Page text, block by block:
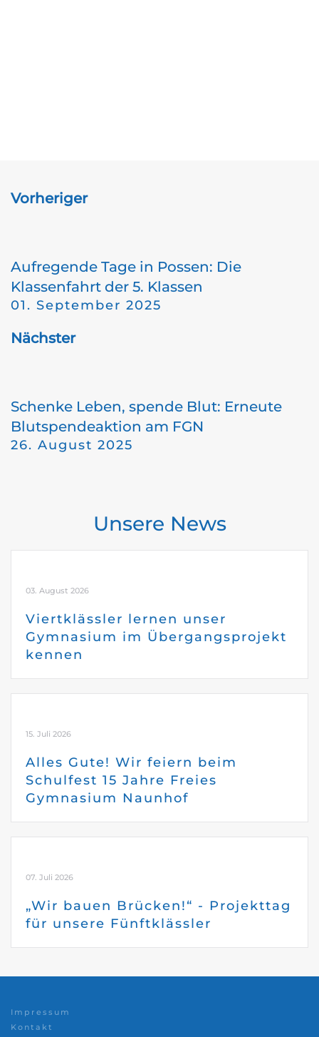
Vorheriger
Aufregende Tage in Possen: Die
Klassenfahrt der 5. Klassen
01. September 2025
Nächster
Schenke Leben, spende Blut: Erneute
Blutspendeaktion am FGN
26. August 2025
Unsere News
03. August 2026
Viertklässler lernen unser
Gymnasium im Übergangsprojekt
kennen
15. Juli 2026
Alles Gute! Wir feiern beim
Schulfest 15 Jahre Freies
Gymnasium Naunhof
07. Juli 2026
„Wir bauen Brücken!“ - Projekttag
für unsere Fünftklässler
Impressum
Kontakt